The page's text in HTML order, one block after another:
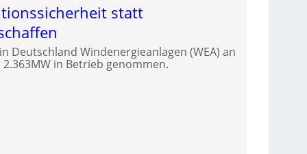
statt
Deutschland Windenergieanlagen (WEA) an
in Betrieb genommen.